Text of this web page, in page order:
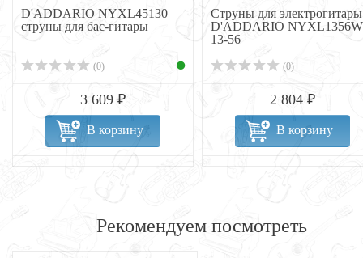
D'ADDARIO NYXL45130
струны для бас-гитары
(0)
3 609 ₽
В корзину
Струны для электрогитары
D'ADDARIO NYXL1356W
13-56
(0)
2 804 ₽
В корзину
Рекомендуем посмотреть